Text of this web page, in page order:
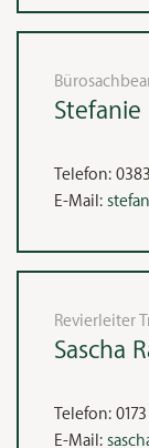
Stefanie
Telefon:
E-Mail:
Revierleiter
Sascha
Telefon:
E-Mail: